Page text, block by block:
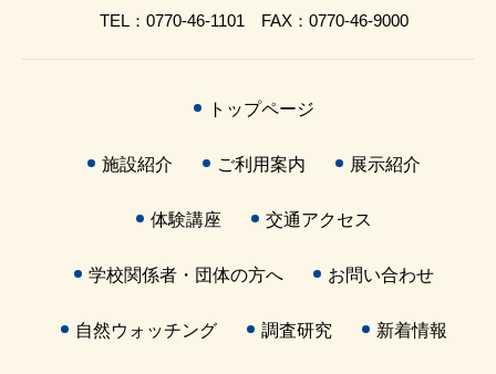
TEL：0770-46-1101 FAX：0770-46-9000
トップページ
施設紹介 ご利用案内 展示紹介
体験講座 交通アクセス
学校関係者・団体の方へ お問い合わせ
自然ウォッチング 調査研究 新着情報